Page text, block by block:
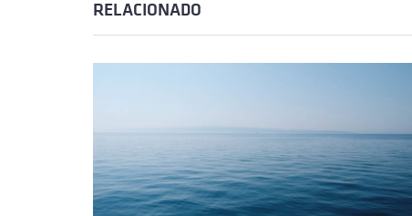
RELACIONADO